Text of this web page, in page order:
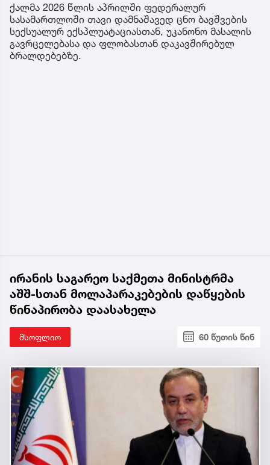
ქალმა 2026 წლის აპრილში ფედერალურ
სასამართლოში თავი დამნაშავედ ცნო ბავშვების
სექსუალურ ექსპლუატაციასთან, უკანონო მასალის
გავრცელებასა და ფლობასთან დაკავშირებულ
ბრალდებებზე.
ირანის საგარეო საქმეთა მინისტრმა
აშშ-სთან მოლაპარაკებების დაწყების
წინაპირობა დაასახელა
მსოფლიო 60 წუთის წინ